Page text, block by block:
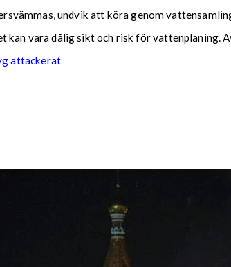
undvik att köra genom
kan vara dålig sikt och risk för vattenplaning.
attackerat